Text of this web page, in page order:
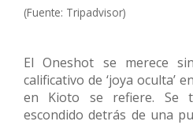
(Fuente: Tripadvisor)
El Oneshot se merece
calificativo de ‘joya oculta’
en Kioto se refiere. Se
escondido detrás de una